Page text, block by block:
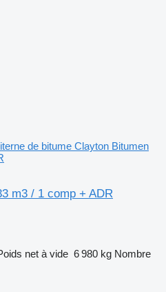
de bitume Clayton Bitumen
m3 / 1 comp + ADR
net à vide 6 980 kg Nombre